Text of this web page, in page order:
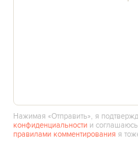
Нажимая «Отправить», я
конфиденциальности и
правилами комментирования я